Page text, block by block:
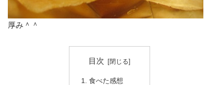
厚み＾＾
目次
食べた感想